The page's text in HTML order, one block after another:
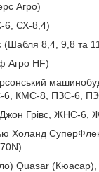
Агро)
СХ-8,4)
8,4, 9,8 та
HF)
КМС-8, ПЗС-6,
Грівс, ЖНС-6,
Quasar (Кюасар),